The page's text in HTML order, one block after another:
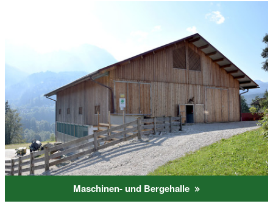
Maschinen- und Bergehalle